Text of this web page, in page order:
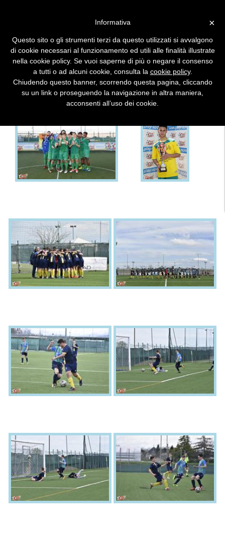
DETTAGLIO TORNEO FOTO
16. TORNEO DELL'ADRIATICO
×
Informativa
Questo sito o gli strumenti terzi da questo utilizzati si avvalgono
di cookie necessari al funzionamento ed utili alle finalità illustrate
nella cookie policy. Se vuoi saperne di più o negare il consenso
a tutti o ad alcuni cookie, consulta la cookie policy.
Chiudendo questo banner, scorrendo questa pagina, cliccando
su un link o proseguendo la navigazione in altra maniera,
acconsenti all’uso dei cookie.